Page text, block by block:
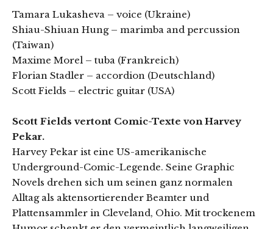
Tamara Lukasheva – voice (Ukraine)
Shiau-Shiuan Hung – marimba and percussion
(Taiwan)
Maxime Morel – tuba (Frankreich)
Florian Stadler – accordion (Deutschland)
Scott Fields – electric guitar (USA)
Scott Fields vertont Comic-Texte von Harvey
Pekar.
Harvey Pekar ist eine US-amerikanische
Underground-Comic-Legende. Seine Graphic
Novels drehen sich um seinen ganz normalen
Alltag als aktensortierender Beamter und
Plattensammler in Cleveland, Ohio. Mit trockenem